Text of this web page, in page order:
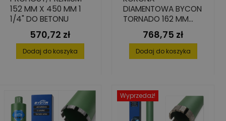
152 MM X 450 MM 1
1/4" DO BETONU
Cena
570,72 zł
Dodaj do koszyka
DIAMENTOWA BYCON
TORNADO 162 MM
450 MM 1 1/4" UNC
Cena
768,75 zł
Dodaj do koszyka
Wyprzedaż!